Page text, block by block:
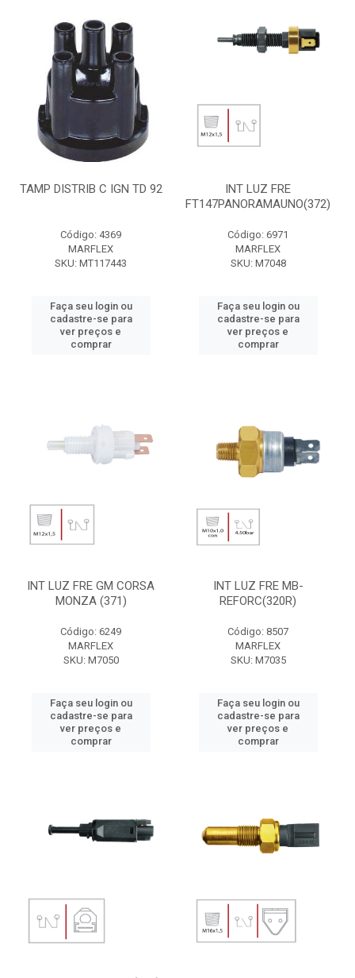
TAMP DISTRIB C IGN TD 92
Código: 4369
MARFLEX
SKU: MT117443
Faça seu login ou
cadastre-se para
ver preços e
comprar
INT LUZ FRE
FT147PANORAMAUNO(372)
Código: 6971
MARFLEX
SKU: M7048
Faça seu login ou
cadastre-se para
ver preços e
comprar
INT LUZ FRE GM CORSA
MONZA (371)
Código: 6249
MARFLEX
SKU: M7050
Faça seu login ou
cadastre-se para
ver preços e
comprar
INT LUZ FRE MB-
REFORC(320R)
Código: 8507
MARFLEX
SKU: M7035
Faça seu login ou
cadastre-se para
ver preços e
comprar